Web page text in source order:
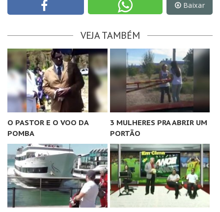
Baixar
VEJA TAMBÉM
O PASTOR E O VOO DA
POMBA
3 MULHERES PRA ABRIR UM
PORTÃO